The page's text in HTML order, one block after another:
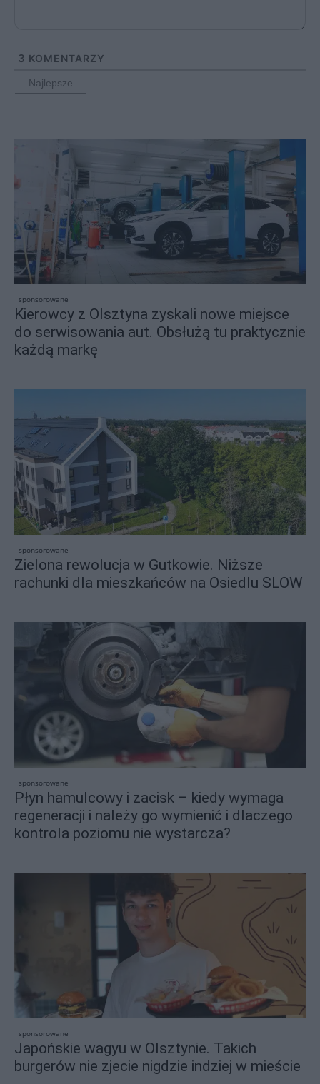
3 KOMENTARZY
Najlepsze
sponsorowane
Kierowcy z Olsztyna zyskali nowe miejsce
do serwisowania aut. Obsłużą tu praktycznie
każdą markę
sponsorowane
Zielona rewolucja w Gutkowie. Niższe
rachunki dla mieszkańców na Osiedlu SLOW
sponsorowane
Płyn hamulcowy i zacisk – kiedy wymaga
regeneracji i należy go wymienić i dlaczego
kontrola poziomu nie wystarcza?
sponsorowane
Japońskie wagyu w Olsztynie. Takich
burgerów nie zjecie nigdzie indziej w mieście